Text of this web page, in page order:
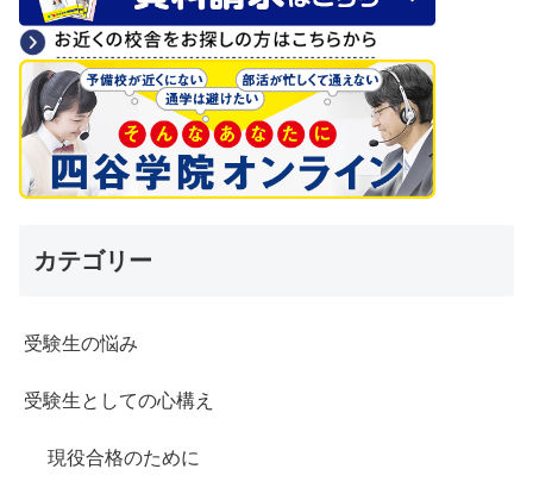
カテゴリー
受験生の悩み
受験生としての心構え
現役合格のために